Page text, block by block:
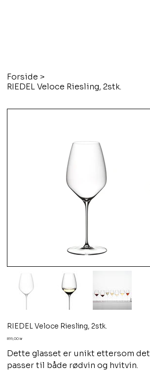
Forside >
RIEDEL Veloce Riesling, 2stk.
RIEDEL Veloce Riesling, 2stk.
Pris
899,00 kr
Dette glasset er unikt ettersom det
passer til både rødvin og hvitvin.